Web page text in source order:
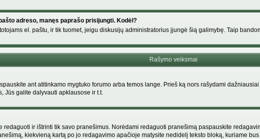
adreso, manęs paprašo prisijungti. Kodėl?
el. paštu, ir tik tuomet, jeigu diskusijų administratorius įjungė šią galimybę. Taip
Rašymo veiksmai
ant atitinkamo mygtuko forumo arba temos lange. Prieš ką nors rašydami
Jūs galite dalyvauti apklausose ir t.t.
ir ištrinti tik savo pranešimus. Norėdami redaguoti pranešimą paspauskite
kiekvieną kartą po jo redagavimo apačioje matysite nedidelį teksto bloką, kuriame